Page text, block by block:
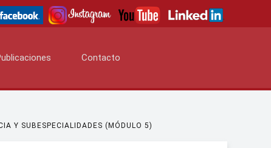
Contacto
Y SUBESPECIALIDADES (MÓDULO 5)